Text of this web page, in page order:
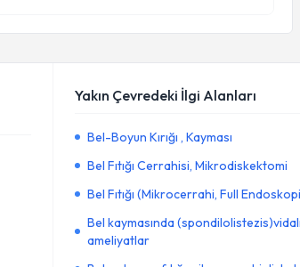
Yakın Çevredeki İlgi Alanları
Bel-Boyun Kırığı , Kayması
Bel Fıtığı Cerrahisi, Mikrodiskektomi
Bel Fıtığı (Mikrocerrahi, Full
Bel kaymasında (spondilolistezis)vidalı
ameliyatlar